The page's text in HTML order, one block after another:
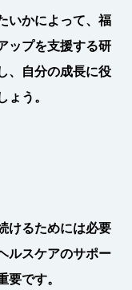
いかによって、福
ップを支援する研
、自分の成長に役
ょう。
けるためには必要
ルスケアのサポー
要です。